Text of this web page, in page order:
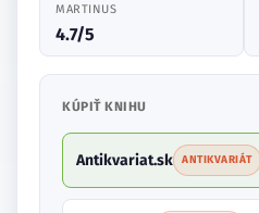
MARTINUS
4.7/5
KÚPIŤ KNIHU
Antikvariat.sk ANTIKVARIÁT